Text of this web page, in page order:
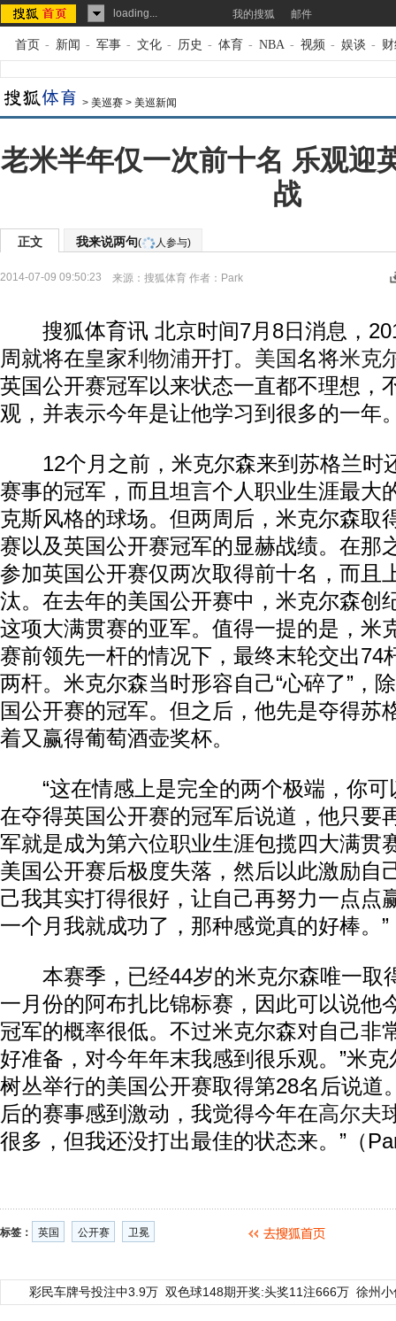
loading... 我的搜狐 邮件
首页 - 新闻 - 军事 - 文化 - 历史 - 体育 - NBA - 视频 - 娱谈 -
> 美巡赛 > 美巡新闻
老米半年仅一次前十名 乐观迎
战
正文 我来说两句( 人参与)
2014-07-09 09:50:23 来源： 搜狐体育 作者：Park
搜狐体育讯 北京时间7月8日消息，
周就将在皇家利物浦开打。 美国名将米克
英国公开赛冠军以来状态一直都不理想，
观，并表示今年是让他学习到很多的一年
12个月之前，米克尔森来到苏格兰时
赛事的冠军，而且坦言个人职业生涯最大
克斯风格的球场。但两周后，米克尔森取
赛以及英国公开赛冠军的显赫战绩。在那
参加英国公开赛仅两次取得前十名，而且
汰。在去年的美国公开赛中，米克尔森创
这项大满贯赛的亚军。值得一提的是，米
赛前领先一杆的情况下，最终末轮交出74
两杆。米克尔森当时形容自己“心碎了”，
国公开赛的冠军。但之后，他先是夺得苏
着又赢得葡萄酒壶奖杯。
“这在情感上是完全的两个极端，你可
在夺得英国公开赛的冠军后说道，他只要
军就是成为第六位职业生涯包揽四大满贯
美国公开赛后极度失落，然后以此激励自
己我其实打得很好，让自己再努力一点点
一个月我就成功了，那种感觉真的好棒。”
本赛季，已经44岁的米克尔森唯一取
一月份的阿布扎比锦标赛，因此可以说他
冠军的概率很低。不过米克尔森对自己非
好准备，对今年年末我感到很乐观。”米
树丛举行的美国公开赛取得第28名后说道
后的赛事感到激动，我觉得今年在高尔夫
很多，但我还没打出最佳的状态来。”（
标签： 英国 公开赛 卫冕
彩民车牌号投注中3.9万 双色球148期开奖:头奖11注666万 徐州